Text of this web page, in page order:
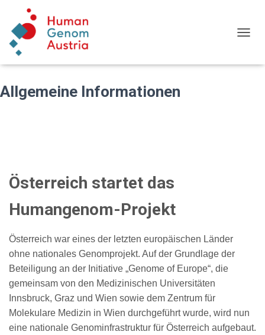
G
Allgemeine Informationen
Österreich startet das
Humangenom-Projekt
Österreich war eines der letzten europäischen Länder
ohne nationales Genomprojekt. Auf der Grundlage der
Beteiligung an der Initiative „Genome of Europe“, die
gemeinsam von den Medizinischen Universitäten
Innsbruck, Graz und Wien sowie dem Zentrum für
Molekulare Medizin in Wien durchgeführt wurde, wird nun
eine nationale Genominfrastruktur für Österreich aufgebaut.